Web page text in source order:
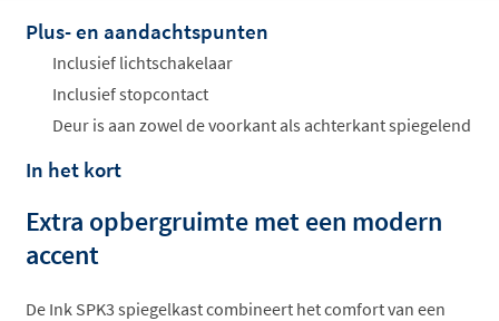
Plus- en aandachtspunten
Inclusief lichtschakelaar
Inclusief stopcontact
Deur is aan zowel de voorkant als achterkant spiegelend
In het kort
Extra opbergruimte met een modern
accent
De Ink SPK3 spiegelkast combineert het comfort van een